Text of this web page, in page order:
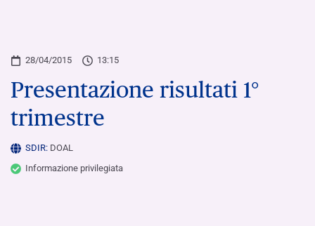
28/04/2015 13:15
Presentazione risultati 1°
trimestre
SDIR: DOAL
Informazione privilegiata